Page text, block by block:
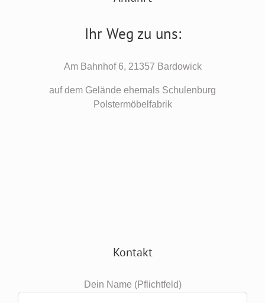
Ihr Weg zu uns:
Am Bahnhof 6, 21357 Bardowick
auf dem Gelände ehemals Schulenburg
Polstermöbelfabrik
Kontakt
Dein Name (Pflichtfeld)